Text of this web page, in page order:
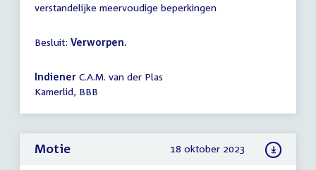
verstandelijke meervoudige beperkingen
Besluit: Verworpen.
Indiener C.A.M. van der Plas
Kamerlid, BBB
Motie 18 oktober 2023